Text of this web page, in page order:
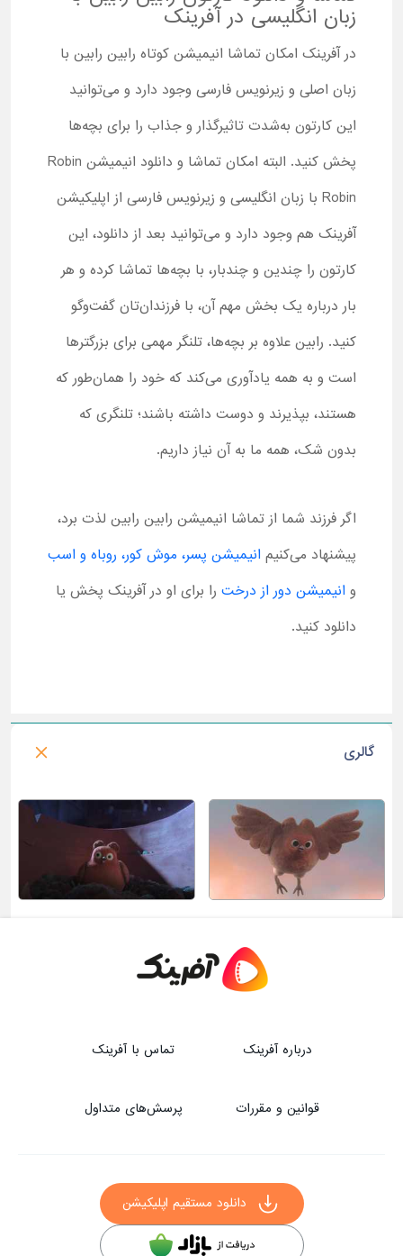
زبان انگلیسی در آفرینک
در آفرینک امکان تماشا انیمیشن کوتاه رابین رابین با
زبان اصلی و زیرنویس فارسی وجود دارد و می‌توانید
این کارتون به‌شدت تاثیرگذار و جذاب را برای بچه‌ها
پخش کنید. البته امکان تماشا و دانلود انیمیشن Robin
Robin با زبان انگلیسی و زیرنویس فارسی از اپلیکیشن
آفرینک هم وجود دارد و می‌توانید بعد از دانلود، این
کارتون را چندین و چندبار، با بچه‌ها تماشا کرده و هر
بار درباره یک بخش مهم آن، با فرزندان‌تان گفت‌وگو
کنید. رابین علاوه بر بچه‌ها، تلنگر مهمی برای بزرگترها
است و به همه یادآوری می‌کند که خود را همان‌طور که
هستند، بپذیرند و دوست داشته باشند؛ تلنگری که
بدون شک، همه ما به آن نیاز داریم.
اگر فرزند شما از تماشا انیمیشن رابین رابین لذت برد،
پیشنهاد می‌کنیم انیمیشن پسر، موش کور، روباه و اسب
و انیمیشن دور از درخت را برای او در آفرینک پخش یا
دانلود کنید.
گالری
درباره آفرینک تماس با آفرینک
قوانین و مقررات پرسش‌های متداول
دانلود مستقیم اپلیکیشن